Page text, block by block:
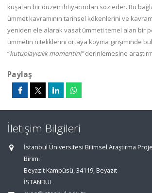
kuşatan bir düzen ihtiyacından söz eder. Bu
ümmet kavramının tarihsel kökenlerini ve
yeniden ele alarak vasat ümmeti temel alan bir
ümmetin niteliklerini ortaya koyma girişiminde
“kutuplayıcılık momentini”derinlemesine
Paylaş
İletişim Bilgileri
İstanbul Üniversitesi Bilimsel Araştırma
Birimi
Beyazıt Kampüsü, 34119, Beyazıt
İSTANBUL